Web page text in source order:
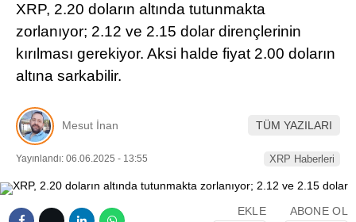
LinkedIn
XRP, 2.20 doların altında tutunmakta
zorlanıyor; 2.12 ve 2.15 dolar dirençlerinin
kırılması gerekiyor. Aksi halde fiyat 2.00 doların
altına sarkabilir.
Mesut İnan TÜM YAZILARI
Yayınlandı: 06.06.2025 - 13:55 XRP Haberleri
EKLE ABONE OL